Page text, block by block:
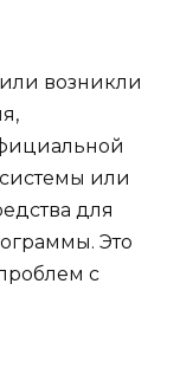
возникли
или
для
Это
с